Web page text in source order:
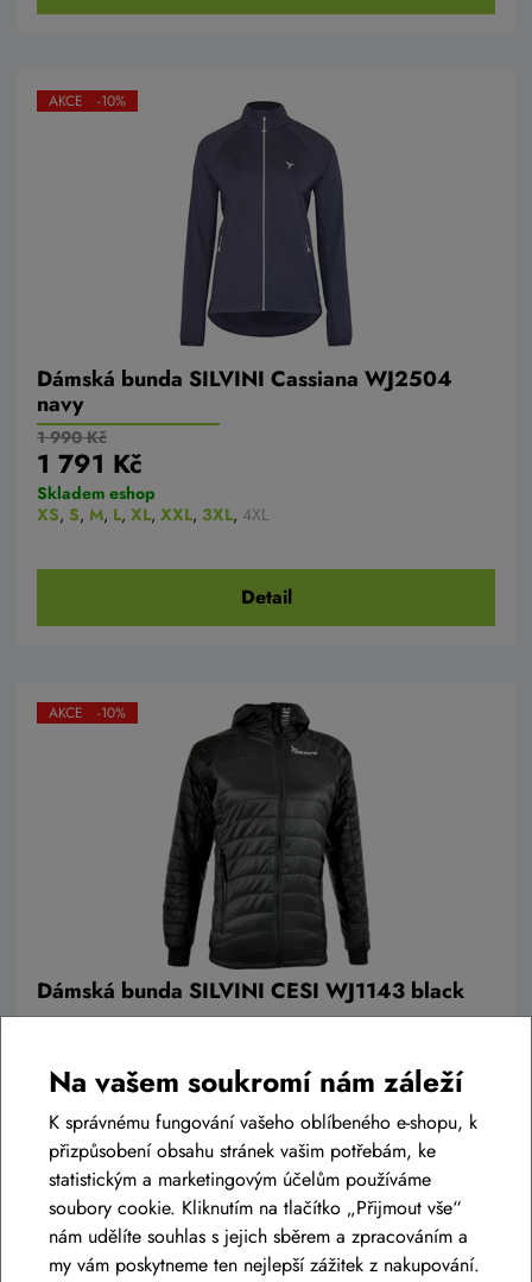
Dámská bunda SILVINI Cassiana WJ2504
navy
AKCE -10%
1 990 Kč
1 791 Kč
Skladem eshop
XS, S, M, L, XL, XXL, 3XL, 4XL
Detail
Dámská bunda SILVINI CESI WJ1143 black
AKCE -10%
3 321 Kč
XS ,S,M,L,XL,XXL,3XL
Detail
Na vašem soukromí nám záleží
K správnému fungování vašeho oblíbeného e-shopu, k
přizpůsobení obsahu stránek vašim potřebám, ke
statistickým a marketingovým účelům používáme
soubory cookie. Kliknutím na tlačítko „Přijmout vše“
nám udělíte souhlas s jejich sběrem a zpracováním a
my vám poskytneme ten nejlepší zážitek z nakupování.